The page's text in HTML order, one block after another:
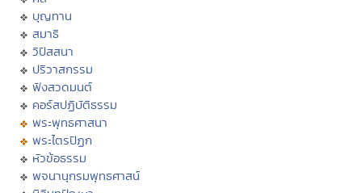
บุญทาน
สมาธิ
วิปัสสนา
ปริวาสกรรม
ฟังสวดมนต์
คอร์สปฏิบัติธรรม
พระพุทธศาสนา
พระไตรปิฏก
หัวข้อธรรม
พจนานุกรมพุทธศาสน์